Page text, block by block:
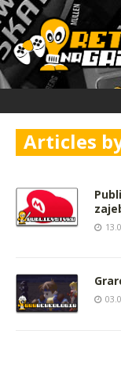
Articles